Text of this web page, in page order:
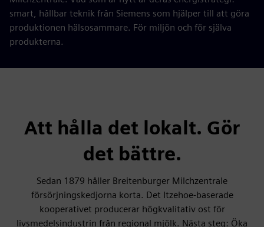
smart, hållbar teknik från Siemens som hjälper till att göra
produktionen hälsosammare. För miljön och för själva
produkterna.
Att hålla det lokalt. Gör
det bättre.
Sedan 1879 håller Breitenburger Milchzentrale
försörjningskedjorna korta. Det Itzehoe-baserade
kooperativet producerar högkvalitativ ost för
livsmedelsindustrin från regional mjölk. Nästa steg: Öka